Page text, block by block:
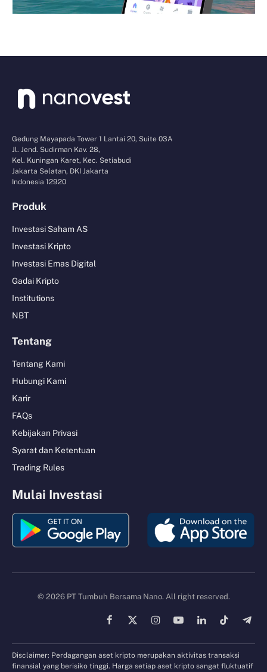
Gedung Mayapada Tower 1 Lantai 20, Suite 03A
Jl. Jend. Sudirman Kav. 28,
Kel. Kuningan Karet, Kec. Setiabudi
Jakarta Selatan, DKI Jakarta
Indonesia 12920
Produk
Investasi Saham AS
Investasi Kripto
Investasi Emas Digital
Gadai Kripto
Institutions
NBT
Tentang
Tentang Kami
Hubungi Kami
Karir
FAQs
Kebijakan Privasi
Syarat dan Ketentuan
Trading Rules
Mulai Investasi
© 2026 PT Tumbuh Bersama Nano. All right reserved.
Facebook
X
InstagramYouTubeLinkedInTikTok
Disclaimer: Perdagangan aset kripto merupakan aktivitas transaksi
finansial yang berisiko tinggi. Harga setiap aset kripto sangat fluktuatif